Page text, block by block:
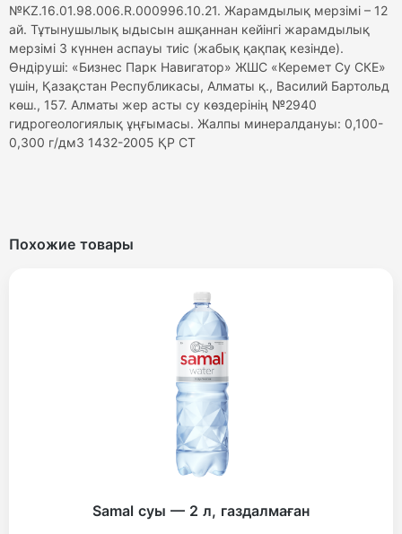
№KZ.16.01.98.006.R.000996.10.21. Жарамдылық мерзімі – 12
ай. Тұтынушылық ыдысын ашқаннан кейінгі жарамдылық
мерзімі 3 күннен аспауы тиіс (жабық қақпақ кезінде).
Өндіруші: «Бизнес Парк Навигатор» ЖШС «Керемет Су СКЕ»
үшін, Қазақстан Республикасы, Алматы қ., Василий Бартольд
көш., 157. Алматы жер асты су көздерінің №2940
гидрогеологиялық ұңғымасы. Жалпы минералдануы: 0,100-
0,300 г/дм3 1432-2005 ҚР СТ
Похожие товары
Samal суы — 2 л, газдалмаған